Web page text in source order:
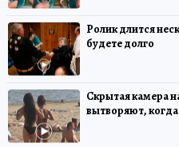
Ролик длится
будете долго
Скрытая камера
вытворяют,